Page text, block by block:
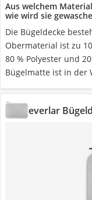
Aus welchem
wie wird sie
Die Bügeldecke
Obermaterial ist zu
80 % Polyester und
Bügelmatte ist in der
everlar